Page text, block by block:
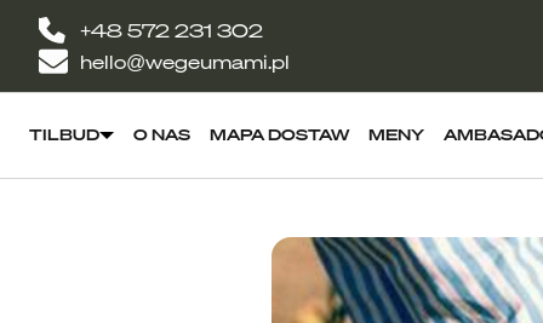
+48 572 231 302
hello@wegeumami.pl
TILBUD O NAS MAPA DOSTAW MENY